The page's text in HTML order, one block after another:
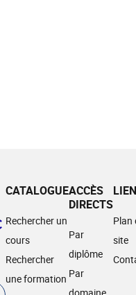
CATALOGUE
Rechercher un
cours
Rechercher
une formation
ACCÈS
DIRECTS
Par
diplôme
Par
Plan
site